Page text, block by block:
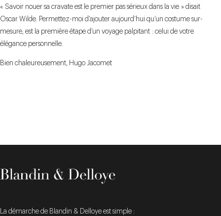
« Savoir nouer sa cravate est le premier pas sérieux dans la vie » disait
Oscar Wilde. Permettez-moi d’ajouter aujourd’hui qu’un costume sur-
mesure, est la première étape d’un voyage palpitant : celui de votre
élégance personnelle.
Bien chaleureusement, Hugo Jacomet
La démarche de Blandin & Delloye est simple :